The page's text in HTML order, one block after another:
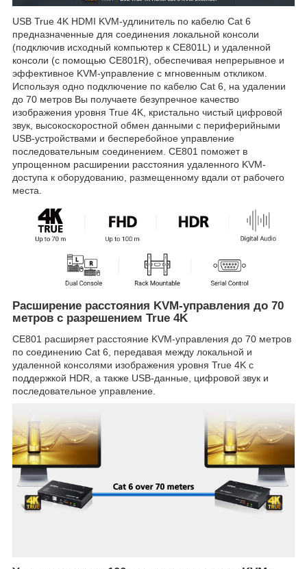
USB True 4K HDMI KVM-удлинитель по кабелю Cat 6
предназначенные для соединения локальной консоли
(подключив исходный компьютер к CE801L) и удаленной
консоли (с помощью CE801R), обеспечивая непрерывное и
эффективное KVM-управление с мгновенным откликом.
Используя одно подключение по кабелю Cat 6, на удалении
до 70 метров Вы получаете безупречное качество
изображения уровня True 4K, кристально чистый цифровой
звук, высокоскоростной обмен данными с периферийными
USB-устройствами и бесперебойное управление
последовательным соединением. CE801 поможет в
упрощенном расширении расстояния удаленного KVM-
доступа к оборудованию, размещенному вдали от рабочего
места.
Расширение расстояния KVM-управления до 70
метров с разрешением True 4K
CE801 расширяет расстояние KVM-управления до 70 метров
по соединению Cat 6, передавая между локальной и
удаленной консолями изображения уровня True 4K с
поддержкой HDR, а также USB-данные, цифровой звук и
последовательное управление.